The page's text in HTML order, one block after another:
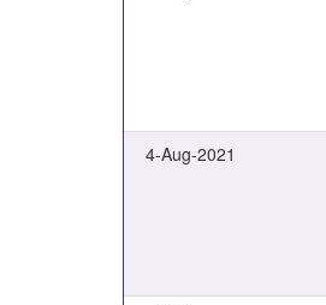
4-Aug-2021